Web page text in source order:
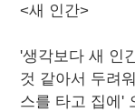
<새 인간>
'생각보다 새 인
것 같아서 두려
스를 타고 집에'